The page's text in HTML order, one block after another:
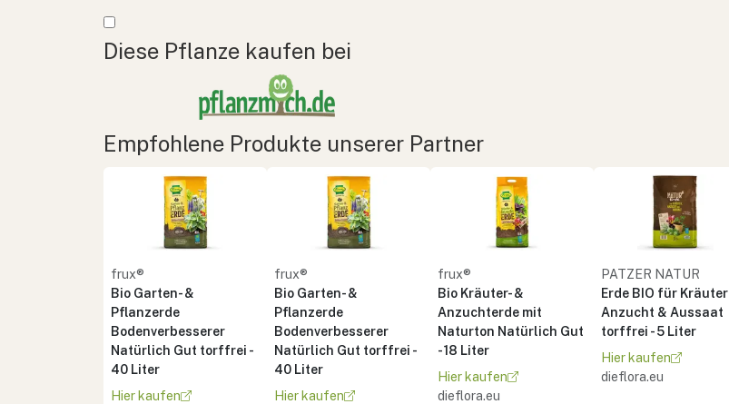
Mehr anzeigen
Diese Pflanze kaufen bei
Empfohlene Produkte unserer Partner
frux®
Bio Garten- &
Pflanzerde
Bodenverbesserer
Natürlich Gut torffrei -
40 Liter
Hier kaufen
frux®
Bio Garten- &
Pflanzerde
Bodenverbesserer
Natürlich Gut torffrei -
40 Liter
Hier kaufen
frux®
Bio Kräuter- &
Anzuchterde mit
Naturton Natürlich Gut
- 18 Liter
Hier kaufen
dieflora.eu
PATZER NATUR
Erde BIO für Kräuter
Anzucht & Aussaat
torffrei - 5 Liter
Hier kaufen
dieflora.eu